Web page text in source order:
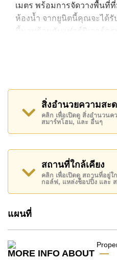
เมตร พร้อมการจัดวางพื้นที่
ห้องน้ำ จากยูนิตนี้คุณจะได้รั
นี้มาพร้อมกับ เฟอร์นิเจอร์คร
สะดวก ได้แก่ ห้องหัวมุม, มีร
วิว ทาเลย์ 3 คอนโด มีสิ่งอำ
ได้แก่ ฟิสเนส, ซาวน่าหรือห้
นิมาร์ท
สถานที่สำคัญใกล้ วิว ทาเลย์
ชายหาด, ไกล้เคียงรถประจ
อันเดอร์วอเตอร์ เวิลด์ , เอเ
จอมเทียน, โรงพยาบาลเมือ
อสังหาริมทรัพย์นี้เปิดให้เช่า
บาทต่อเดือน
มัดจำ 2 เดือน ก่อนเข้าอยู่อา
สิ่งอำนวยความสะ
คลิก เพื่อเปิดดู สิ่งอำนวนค
สมาร์ทโฮม, และ อื่นๆ
สถานที่ใกล้เคียง
คลิก เพื่อเปิดดู สถานที่อยู่ใ
กอล์ฟ, แหล่งช็อปปิ้ง และ
แผนที่
MORE INFO ABOUT